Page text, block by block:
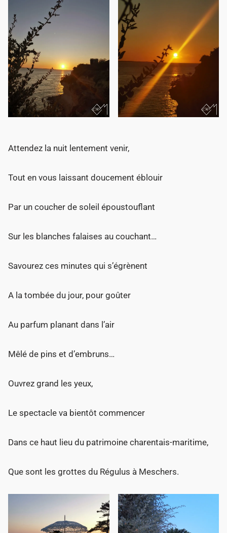
Attendez la nuit lentement venir,
Tout en vous laissant doucement éblouir
Par un coucher de soleil époustouflant
Sur les blanches falaises au couchant…
Savourez ces minutes qui s’égrènent
A la tombée du jour, pour goûter
Au parfum planant dans l’air
Mêlé de pins et d’embruns…
Ouvrez grand les yeux,
Le spectacle va bientôt commencer
Dans ce haut lieu du patrimoine charentais-maritime,
Que sont les grottes du Régulus à Meschers.